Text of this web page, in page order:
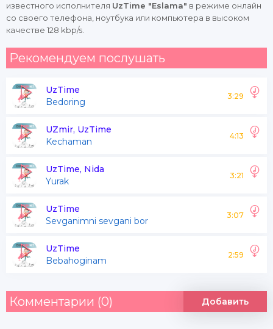
известного исполнителя UzTime "Eslama" в режиме онлайн
со своего телефона, ноутбука или компьютера в высоком
качестве 128 kbp/s.
Рекомендуем послушать
UzTime
Bedoring
3:29
UZmir, UzTime
Kechaman
4:13
UzTime, Nida
Yurak
3:21
UzTime
Sevganimni sevgani bor
3:07
UzTime
Bebahoginam
2:59
Комментарии (0) Добавить